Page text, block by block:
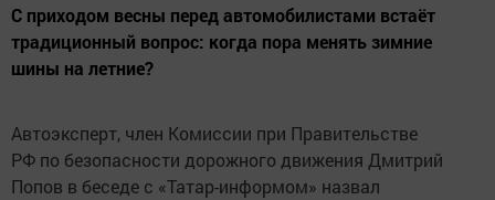
С приходом весны перед автомобилистами встаёт
традиционный вопрос: когда пора менять зимние
шины на летние?
Автоэксперт, член Комиссии при Правительстве
РФ по безопасности дорожного движения Дмитрий
Попов в беседе с «Татар-информом» назвал